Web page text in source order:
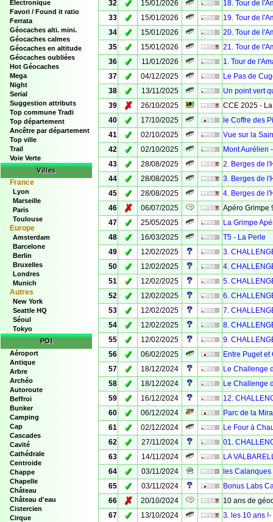
Electronique
Favori / Found it ratio
Ferrata
Géocaches alti. mini.
Géocaches calmes
Géocaches en altitude
Géocaches oubliées
Hot Géocaches
Mega
Night
Serial
Suggestion attributs
Top commune Tradi
Top département
Ancêtre par département
Top ville
Trail
Voie Verte
Villes
France
Lyon
Marseille
Paris
Toulouse
Europe
Amsterdam
Barcelone
Berlin
Bruxelles
Londres
Munich
Autres
New York
Seattle HQ
Séoul
Tokyo
POI
Aéroport
Antique
Arbre
Archéo
Autoroute
Beffroi
Bunker
Camping
Cap
Cascades
Cavité
Cathédrale
Centroide
Chappe
Chapelle
Château
Château d'eau
Cistercien
Cirque
32
✓ 15/01/2026
18. Tour de
33
✓ 15/01/2026
19. Tour de
34
✓ 15/01/2026
20. Tour de
35
✓ 15/01/2026
21. Tour de
36
✓ 11/01/2026
1. Tour de
37
✓ 04/12/2025
Le Pas de
38
✓ 13/11/2025
Un point vert
39
✗ 26/10/2025
CCE 2025 -
40
✓ 17/10/2025
le Coffre des
41
✓ 02/10/2025
Vue sur la
42
✓ 02/10/2025
Mont Aurélien
43
✓ 28/08/2025
2. Berges de
44
✓ 28/08/2025
3. Berges de
45
✓ 28/08/2025
4. Berges de
46
✗ 06/07/2025
Apéro Grimpe
47
✓ 25/05/2025
La Grimpe
48
✓ 16/03/2025
T5 - La Perle
49
✓ 12/02/2025
3.
50
✓ 12/02/2025
4.
51
✓ 12/02/2025
5.
52
✓ 12/02/2025
6.
53
✓ 12/02/2025
7.
54
✓ 12/02/2025
8.
55
✓ 12/02/2025
9.
56
✓ 06/02/2025
Entre Puget et
57
✓ 18/12/2024
Le Challenge
58
✓ 18/12/2024
Le Challenge
59
✓ 16/12/2024
12.
60
✓ 06/12/2024
Parc de la
61
✓ 02/12/2024
Le Four à
62
✓ 27/11/2024
01.
63
✓ 14/11/2024
LA
64
✓ 03/11/2024
les
65
✓ 03/11/2024
Bonus Labs
66
✗ 20/10/2024
10 ans de
67
✓ 13/10/2024
3. les 10 ans